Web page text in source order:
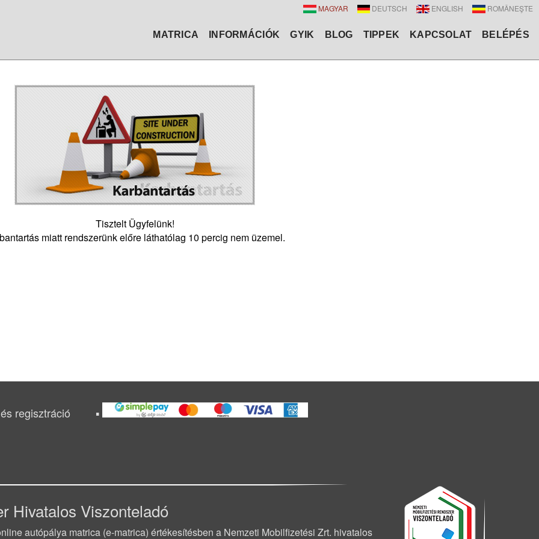
MAGYAR DEUTSCH ENGLISH ROMÂNEŞTE
MATRICA INFORMÁCIÓK GYIK BLOG TIPPEK KAPCSOLAT BELÉPÉS
Tisztelt Ügyfelünk!
miatt rendszerünk előre láthatólag 10 percig nem üzemel.
regisztráció
Hivatalos Viszonteladó
autópálya matrica (e-matrica) értékesítésben a Nemzeti Mobilfizetési Zrt. hivatalos